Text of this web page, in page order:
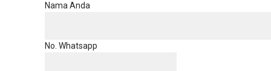
Nama Anda
No. Whatsapp